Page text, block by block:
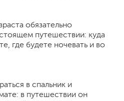
обязательно
путешествии: куда
где будете ночевать и во
в спальник и
в путешествии он